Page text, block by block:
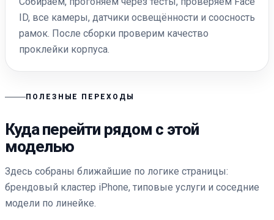
ID, все камеры, датчики освещённости и соосность
рамок. После сборки проверим качество
проклейки корпуса.
ПОЛЕЗНЫЕ ПЕРЕХОДЫ
Куда перейти рядом с этой
моделью
Здесь собраны ближайшие по логике страницы:
брендовый кластер iPhone, типовые услуги и соседние
модели по линейке.